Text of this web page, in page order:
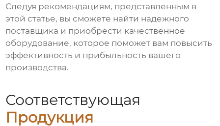
Следуя рекомендациям, представленным в
этой статье, вы сможете найти надежного
поставщика и приобрести качественное
оборудование, которое поможет вам повысить
эффективность и прибыльность вашего
производства.
Соответствующая
Продукция